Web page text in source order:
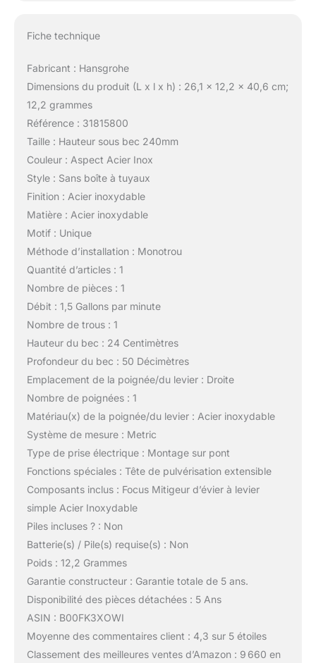
Fiche technique
Fabricant : Hansgrohe
Dimensions du produit (L x l x h) : 26,1 x 12,2 x 40,6 cm;
12,2 grammes
Référence : 31815800
Taille : Hauteur sous bec 240mm
Couleur : Aspect Acier Inox
Style : Sans boîte à tuyaux
Finition : Acier inoxydable
Matière : Acier inoxydable
Motif : Unique
Méthode d’installation : Monotrou
Quantité d’articles : 1
Nombre de pièces : 1
Débit : 1,5 Gallons par minute
Nombre de trous : 1
Hauteur du bec : 24 Centimètres
Profondeur du bec : 50 Décimètres
Emplacement de la poignée/du levier : Droite
Nombre de poignées : 1
Matériau(x) de la poignée/du levier : Acier inoxydable
Système de mesure : Metric
Type de prise électrique : Montage sur pont
Fonctions spéciales : Tête de pulvérisation extensible
Composants inclus : Focus Mitigeur d’évier à levier
simple Acier Inoxydable
Piles incluses ? : Non
Batterie(s) / Pile(s) requise(s) : Non
Poids : 12,2 Grammes
Garantie constructeur : Garantie totale de 5 ans.
Disponibilité des pièces détachées : 5 Ans
ASIN : B00FK3XOWI
Moyenne des commentaires client : 4,3 sur 5 étoiles
Classement des meilleures ventes d’Amazon : 9 660 en